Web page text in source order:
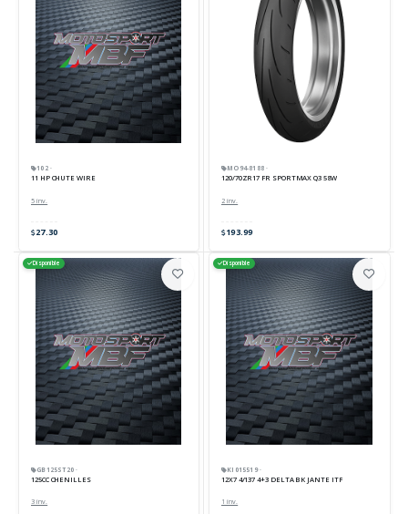
102 ·
11 HP CHUTE WIRE
5 inv.
27.30
MO94-8188 ·
120/70ZR17 FR SPORTMAX Q3 58W
2 inv.
193.99
Disponible
GB125ST20 ·
125CC CHENILLES
3 inv.
Disponible
KI015519 ·
12X7 4/137 4+3 DELTA BK JANTE ITP
1 inv.